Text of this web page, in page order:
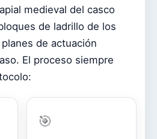
medieval del casco
de ladrillo de los
de actuación
El proceso siempre
🎯